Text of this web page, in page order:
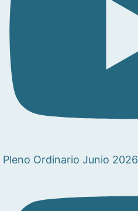
Pleno Ordinario Junio 2026